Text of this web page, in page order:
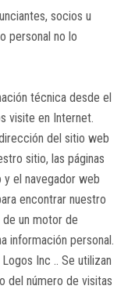
socios u
personal no lo
técnica desde el
visite en Internet.
del sitio web
sitio, las páginas
el navegador web
encontrar nuestro
un motor de
información personal.
Inc .. Se utilizan
del número de visitas